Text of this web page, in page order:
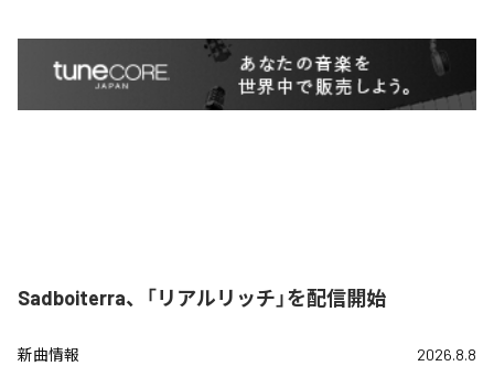
Sadboiterra、「リアルリッチ」を配信開始
新曲情報 2026.8.8